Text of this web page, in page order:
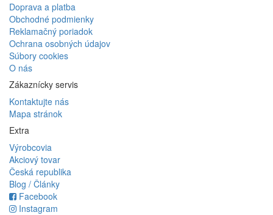
Doprava a platba
Obchodné podmienky
Reklamačný poriadok
Ochrana osobných údajov
Súbory cookies
O nás
Zákaznícky servis
Kontaktujte nás
Mapa stránok
Extra
Výrobcovia
Akciový tovar
Česká republika
Blog / Články
Facebook
Instagram